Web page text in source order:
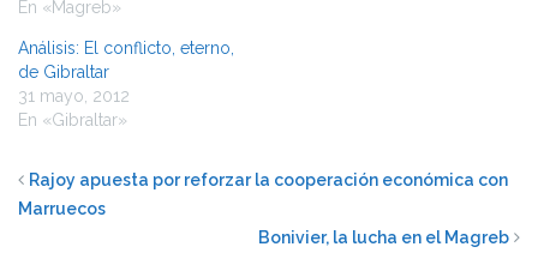
En «Magreb»
Análisis: El conflicto, eterno,
de Gibraltar
31 mayo, 2012
En «Gibraltar»
Rajoy apuesta por reforzar la cooperación económica con
Marruecos
Bonivier, la lucha en el Magreb